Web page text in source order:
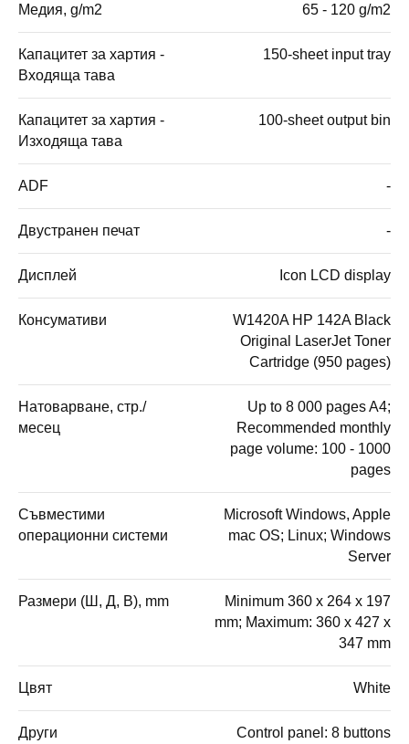
Медия, g/m2 65 - 120 g/m2
Капацитет за хартия -
Входяща тава
150-sheet input tray
Капацитет за хартия -
Изходяща тава
100-sheet output bin
ADF -
Двустранен печат -
Дисплей Icon LCD display
Консумативи
W1420A HP 142A Black
Original LaserJet Toner
Cartridge (950 pages)
Натоварване, стр./
месец
Up to 8 000 pages A4;
Recommended monthly
page volume: 100 - 1000
pages
Съвместими
операционни системи
Microsoft Windows, Apple
mac OS; Linux; Windows
Server
Размери (Ш, Д, В), mm
Minimum 360 x 264 x 197
mm; Maximum: 360 x 427 x
347 mm
Цвят White
Други
Control panel: 8 buttons